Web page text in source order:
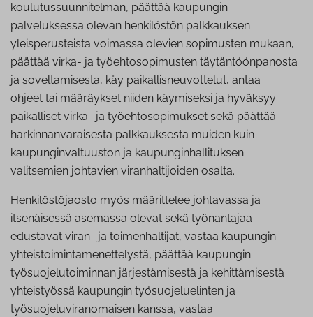
koulutussuunnitelman, päättää kaupungin
palveluksessa olevan henkilöstön palkkauksen
yleisperusteista voimassa olevien sopimusten mukaan,
päättää virka- ja työehtosopimusten täytäntöönpanosta
ja soveltamisesta, käy paikallisneuvottelut, antaa
ohjeet tai määräykset niiden käymiseksi ja hyväksyy
paikalliset virka- ja työehtosopimukset sekä päättää
harkinnanvaraisesta palkkauksesta muiden kuin
kaupunginvaltuuston ja kaupunginhallituksen
valitsemien johtavien viranhaltijoiden osalta.
Henkilöstöjaosto myös määrittelee johtavassa ja
itsenäisessä asemassa olevat sekä työnantajaa
edustavat viran- ja toimenhaltijat, vastaa kaupungin
yhteistoimintamenettelystä, päättää kaupungin
työsuojelutoiminnan järjestämisestä ja kehittämisestä
yhteistyössä kaupungin työsuojeluelinten ja
työsuojeluviranomaisen kanssa, vastaa